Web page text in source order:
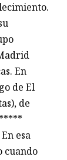
En
de El
de
esa
cuando